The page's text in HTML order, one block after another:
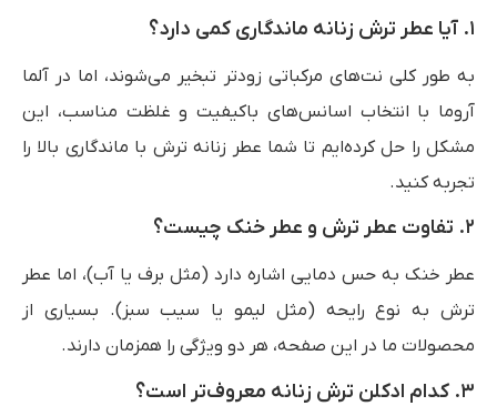
۱. آیا عطر ترش زنانه ماندگاری کمی دارد؟
به طور کلی نت‌های مرکباتی زودتر تبخیر می‌شوند، اما در آلما
آروما با انتخاب اسانس‌های باکیفیت و غلظت مناسب، این
مشکل را حل کرده‌ایم تا شما عطر زنانه ترش با ماندگاری بالا را
تجربه کنید.
۲. تفاوت عطر ترش و عطر خنک چیست؟
عطر خنک به حس دمایی اشاره دارد (مثل برف یا آب)، اما عطر
ترش به نوع رایحه (مثل لیمو یا سیب سبز). بسیاری از
محصولات ما در این صفحه، هر دو ویژگی را همزمان دارند.
۳. کدام ادکلن ترش زنانه معروف‌تر است؟